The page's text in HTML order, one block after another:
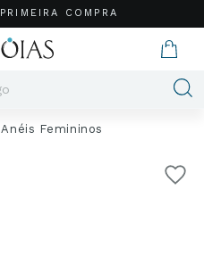
COMPRA
Anéis Femininos